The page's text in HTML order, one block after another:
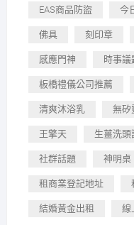
EAS商品防盜 今
佛具 刻印章
感應門神 時事議
板橋禮儀公司推薦
清爽沐浴乳 無矽
王擎天 生薑洗頭
社群話題 神明桌
租商業登記地址
結婚黃金出租 線